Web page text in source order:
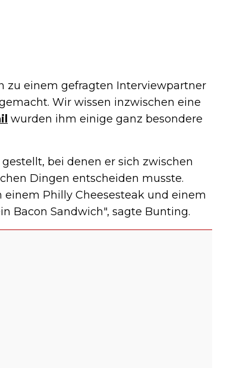
zu einem gefragten Interviewpartner
Wir wissen inzwischen eine
wurden ihm einige ganz besondere
bei denen er sich zwischen
Dingen entscheiden musste.
Philly Cheesesteak und einem
Bacon Sandwich", sagte Bunting.